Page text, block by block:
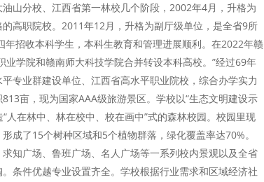
山分校、江西省第一林校几个阶段，2002年4月，升格为
高职院校。2011年12月，升格为副厅级单位，是全省9所
招收本科学生，本科生教育和管理进展顺利。在2022年赣
学院和赣南师大科技学院合并转设本科高校。”经过69年
专业群建设单位、江西省高水平职业院校，综合办学实力
亩，现为国家AAA级旅游景区。学校以“生态文明建设示
人在林中、林在校中、校在画中”式的森林校园。校园里现
成了15个树种区域和5个植物群落，绿化覆盖率达70%。
知广场、鲁班广场、名人广场等一系列校内景观以及全省
条件优越专业设置齐全。学校根据行业需求和区域经济社